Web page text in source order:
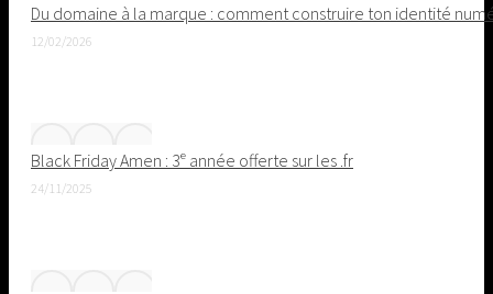
Du domaine à la marque : comment construire ton identité
12/02/2026
Black Friday Amen : 3ᵉ année offerte sur les .fr
24/11/2025